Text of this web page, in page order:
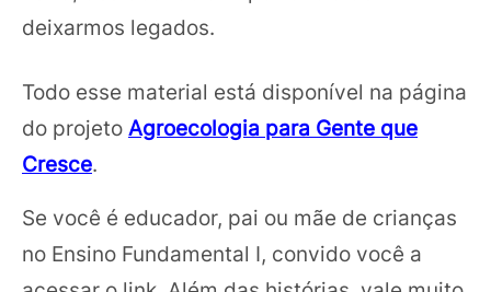
deixarmos legados.
Todo esse material está disponível na página
do projeto Agroecologia para Gente que
Cresce.
Se você é educador, pai ou mãe de crianças
no Ensino Fundamental I, convido você a